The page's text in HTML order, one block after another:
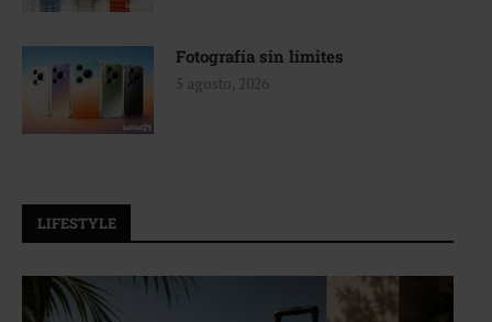
Fotografía sin límites
5 agosto, 2026
LIFESTYLE